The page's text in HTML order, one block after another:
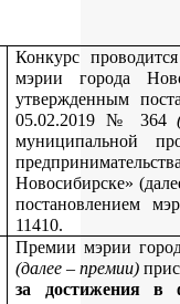
Конкурс
мэрии города
утвержденным
05.02.2019 № 364
муниципальной
Новосибирске»
постановлением
11410.
Премии мэрии
(далее – премии)
за достижения в